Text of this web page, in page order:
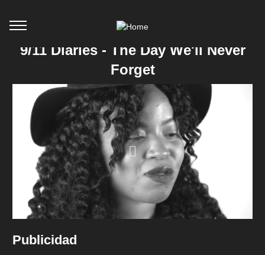
9/11 Diaries - The Day We'll Never
Forget
Publicidad